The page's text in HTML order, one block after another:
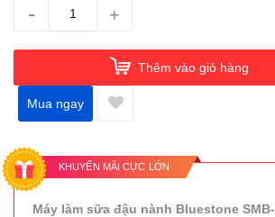
- +
Thêm vào giỏ hàng
Mua ngay
KHUYẾN MÃI CỰC LỚN
Máy làm sữa đậu nành Bluestone